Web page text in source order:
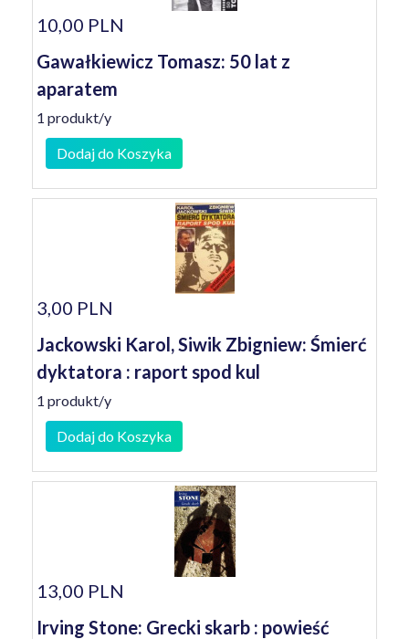
10,00 PLN
Gawałkiewicz Tomasz: 50 lat z
aparatem
1 produkt/y
Dodaj do Koszyka
3,00 PLN
Jackowski Karol, Siwik Zbigniew: Śmierć
dyktatora : raport spod kul
1 produkt/y
Dodaj do Koszyka
13,00 PLN
Irving Stone: Grecki skarb : powieść